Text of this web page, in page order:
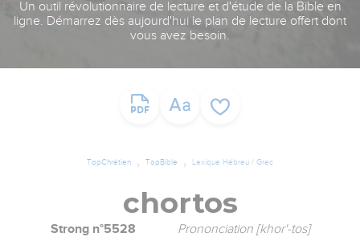
Un outil révolutionnaire de lecture et d'étude de la Bible en
ligne. Démarrez dès aujourd'hui le plan de lecture offert dont
vous avez besoin.
TopChrétien TopBible Lexique Hébreu / Grec
chortos
Strong n°5528 Prononciation [khor'-tos]